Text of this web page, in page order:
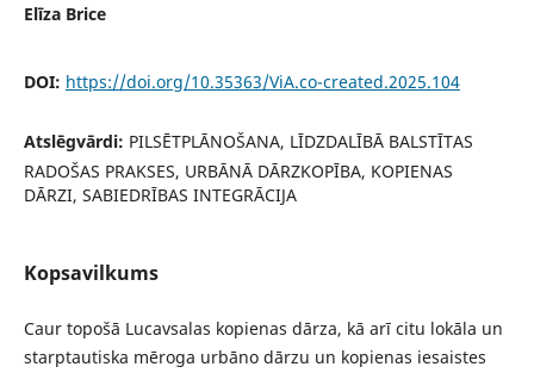
Elīza Brice
DOI: https://doi.org/10.35363/ViA.co-created.2025.104
Atslēgvārdi: PILSĒTPLĀNOŠANA, LĪDZDALĪBĀ BALSTĪTAS
RADOŠAS PRAKSES, URBĀNĀ DĀRZKOPĪBA, KOPIENAS
DĀRZI, SABIEDRĪBAS INTEGRĀCIJA
Kopsavilkums
Caur topošā Lucavsalas kopienas dārza, kā arī citu lokāla un
starptautiska mēroga urbāno dārzu un kopienas iesaistes